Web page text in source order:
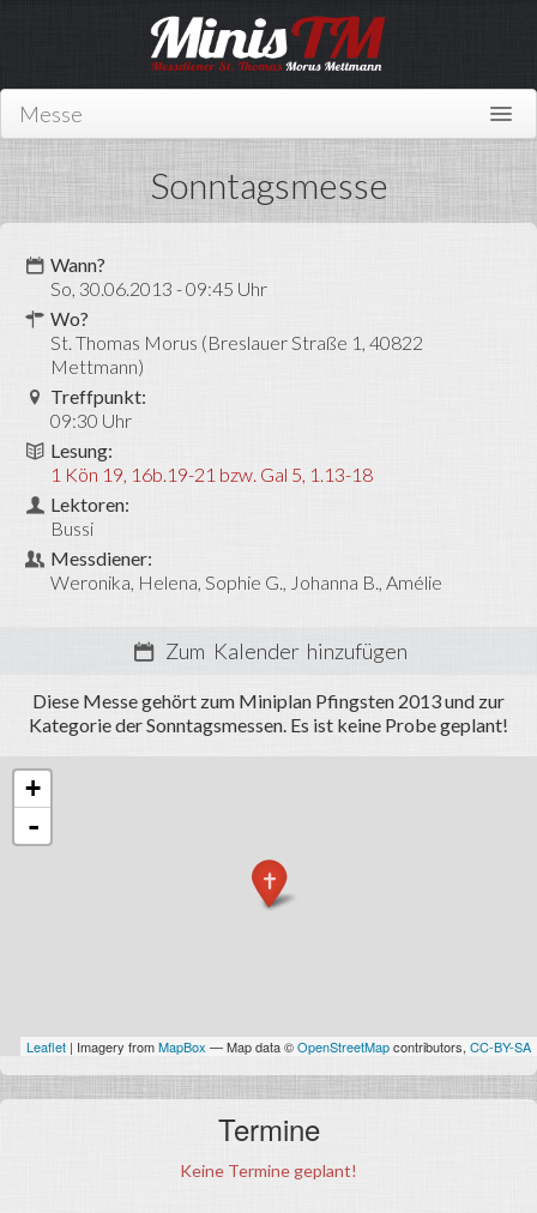
Messe
Home
Über uns
Wer sind wir?
Mitmachen
News
Links
Kontakt
Miniplan
Termine
Fotos
Anmelden
Sonntagsmesse
Wann?
So, 30.06.2013 - 09:45 Uhr
Wo?
St. Thomas Morus (Breslauer Straße 1, 40822
Mettmann)
Treffpunkt:
09:30 Uhr
Lesung:
1 Kön 19, 16b.19-21 bzw. Gal 5, 1.13-18
Lektoren:
Bussi
Messdiener:
Weronika Helena Sophie G. Johanna B. Amélie
Zum Kalender hinzufügen
Diese Messe gehört zum Miniplan Pfingsten 2013 und zur
Kategorie der Sonntagsmessen. Es ist keine Probe geplant!
+
-
Leaflet | Imagery fromMapBox — Map data ©OpenStreetMapcontributors, CC-BY-SA
Termine
Keine Termine geplant!